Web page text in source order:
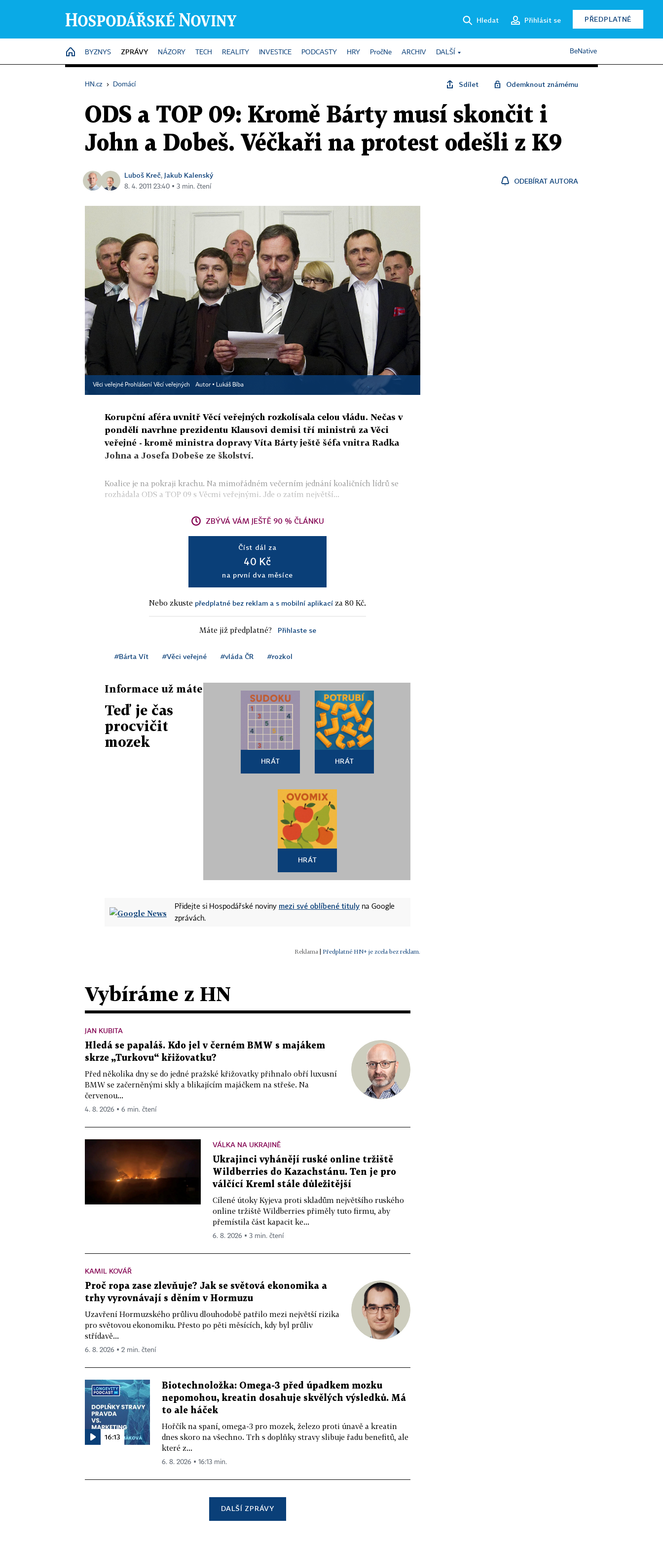
Hledat Přihlásit se PŘEDPLATNÉ
HOME
BYZNYS ZPRÁVY NÁZORY TECH REALITY INVESTICE PODCASTY HRY PročNe ARCHIV DALŠÍ BeNative
HN.cz › Domácí Sdílet Odemknout známému
ODS a TOP 09: Kromě Bárty musí skončit i
John a Dobeš. Véčkaři na protest odešli z K9
Luboš Kreč, Jakub Kalenský
8. 4. 2011 23:40 ▪ 3 min. čtení
ODEBÍRAT AUTORA
Věci veřejné Prohlášení Věcí veřejných Autor ▪ Lukáš Bíba
Korupční aféra uvnitř Věcí veřejných rozkolísala celou vládu. Nečas v
pondělí navrhne prezidentu Klausovi demisi tří ministrů za Věci
veřejné - kromě ministra dopravy Víta Bárty ještě šéfa vnitra Radka
Johna a Josefa Dobeše ze školství.
Koalice je na pokraji krachu. Na mimořádném večerním jednání koaličních lídrů se
rozhádala ODS a TOP 09 s Věcmi veřejnými. Jde o zatím největší...
ZBÝVÁ VÁM JEŠTĚ 90 % ČLÁNKU
Číst dál za
40 Kč
na první dva měsíce
Nebo zkuste předplatné bez reklam a s mobilní aplikací za 80 Kč.
Máte již předplatné? Přihlaste se
#Bárta Vít #Věci veřejné #vláda ČR #rozkol
Informace už máte
Teď je čas
procvičit
mozek
HRÁT HRÁT
HRÁT
Přidejte si Hospodářské noviny mezi své oblíbené tituly na Google
zprávách.
| Předplatné HN+ je zcela bez reklam.
Vybíráme z HN
JAN KUBITA
Hledá se papaláš. Kdo jel v černém BMW s majákem
skrze „Turkovu“ křižovatku?
Před několika dny se do jedné pražské křižovatky přihnalo obří luxusní
BMW se začerněnými skly a blikajícím majáčkem na střeše. Na
červenou...
4. 8. 2026 ▪ 6 min. čtení
VÁLKA NA UKRAJINĚ
Ukrajinci vyhánějí ruské online tržiště
Wildberries do Kazachstánu. Ten je pro
válčící Kreml stále důležitější
Cílené útoky Kyjeva proti skladům největšího ruského
online tržiště Wildberries přiměly tuto firmu, aby
přemístila část kapacit ke...
6. 8. 2026 ▪ 3 min. čtení
KAMIL KOVÁŘ
Proč ropa zase zlevňuje? Jak se světová ekonomika a
trhy vyrovnávají s děním v Hormuzu
Uzavření Hormuzského průlivu dlouhodobě patřilo mezi největší rizika
pro světovou ekonomiku. Přesto po pěti měsících, kdy byl průliv
střídavě...
6. 8. 2026 ▪ 2 min. čtení
16:13
Biotechnoložka: Omega-3 před úpadkem mozku
nepomohou, kreatin dosahuje skvělých výsledků. Má
to ale háček
Hořčík na spaní, omega-3 pro mozek, železo proti únavě a kreatin
dnes skoro na všechno. Trh s doplňky stravy slibuje řadu benefitů, ale
které z...
6. 8. 2026 ▪ 16:13 min.
DALŠÍ ZPRÁVY